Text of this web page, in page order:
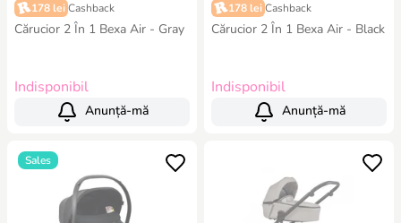
178 lei Cashback
Cărucior 2 În 1 Bexa Air - Gray
Indisponibil
Anunță-mă
178 lei Cashback
Cărucior 2 În 1 Bexa Air - Black
Indisponibil
Anunță-mă
Sales